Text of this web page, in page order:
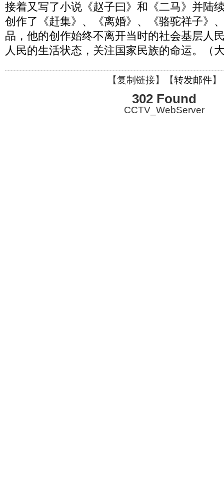
接着又写了小说《赵子曰》和《二马》并陆
创作了《赶集》、《离婚》、《骆驼祥子》
品，他的创作始终不离开当时的社会基层人
人民的生活状态，关注国家民族的命运。（
【复制链接】【转发邮件】
302 Found
CCTV_WebServer